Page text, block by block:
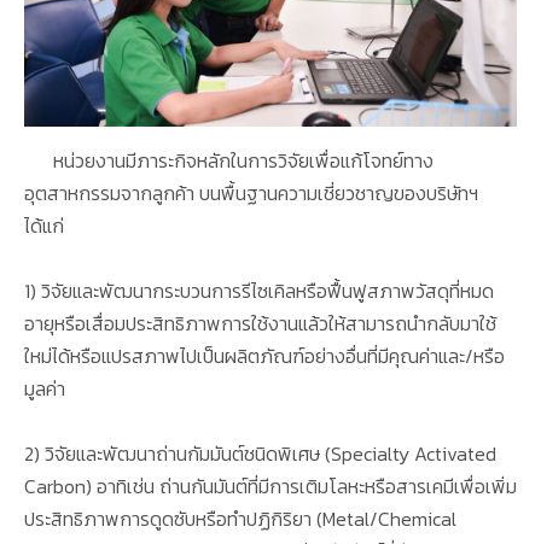
หน่วยงานมีภาระกิจหลักในการวิจัยเพื่อแก้โจทย์ทาง
อุตสาหกรรมจากลูกค้า บนพื้นฐานความเชี่ยวชาญของบริษัทฯ
ได้แก่
1) วิจัยและพัฒนากระบวนการรีไซเคิลหรือฟื้นฟูสภาพวัสดุที่หมด
อายุหรือเสื่อมประสิทธิภาพการใช้งานแล้วให้สามารถนำกลับมาใช้
ใหม่ได้หรือแปรสภาพไปเป็นผลิตภัณฑ์อย่างอื่นที่มีคุณค่าและ/หรือ
มูลค่า
2) วิจัยและพัฒนาถ่านกัมมันต์ชนิดพิเศษ (Specialty Activated
Carbon) อาทิเช่น ถ่านกันมันต์ที่มีการเติมโลหะหรือสารเคมีเพื่อเพิ่ม
ประสิทธิภาพการดูดซับหรือทำปฏิกิริยา (Metal/Chemical